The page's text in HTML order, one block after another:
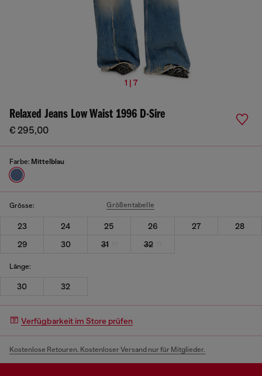
1 | 7
Relaxed Jeans Low Waist 1996 D-Sire
€ 295,00
Farbe: Mittelblau
Grösse: Größentabelle
23 24 25 26 27
28
29
30 31 32
Länge:
30 32
Verfügbarkeit im Store prüfen
Kostenlose Retouren. Kostenloser Versand nur für Mitglieder.